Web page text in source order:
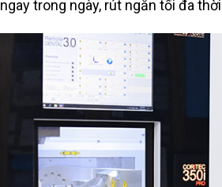
ngay trong ngày, rút ngắn tối đa